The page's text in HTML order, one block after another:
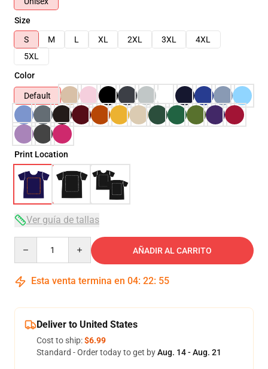
Size
S
M L XL 2XL 3XL
4XL
5XL
Color
Default
Print Location
Ver guía de tallas
AÑADIR AL CARRITO
Esta venta termina en 04: 22: 54
Deliver to United States
Cost to ship:$6.99
Standard - Order today to get byAug. 14 - Aug. 21